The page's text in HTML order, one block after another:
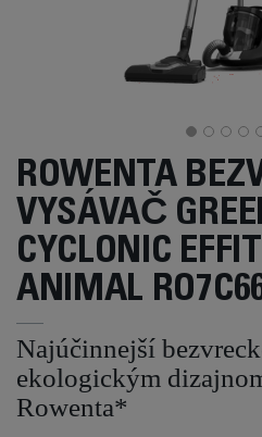
ROWENTA
VYSÁVAČ
CYCLONIC
ANIMAL
Najúčinnejší
ekologickým
Rowenta*